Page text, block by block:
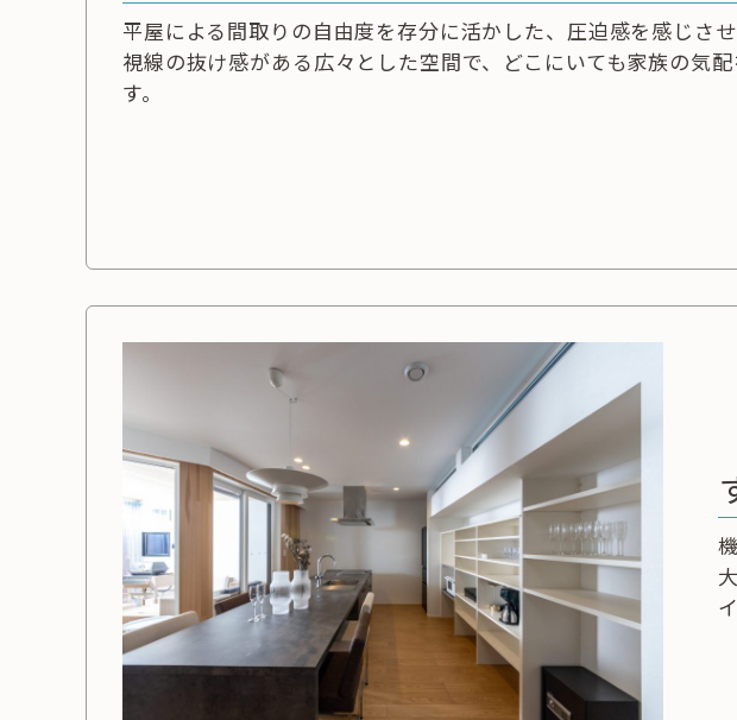
平屋による間取りの自由度を存分に活かした、圧迫感を感じさせ
視線の抜け感がある広々とした空間で、どこにいても家族の気
す。